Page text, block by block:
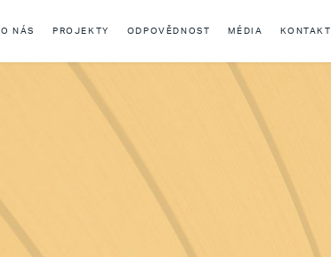
O NÁS PROJEKTY ODPOVĚDNOST MÉDIA KONTAKT